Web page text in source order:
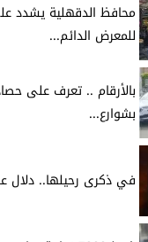
محافظ الدقهلية يشدد
للمعرض الدائم...
بالأرقام .. تعرف على
بشوارع...
في ذكرى رحيلها.. دلال